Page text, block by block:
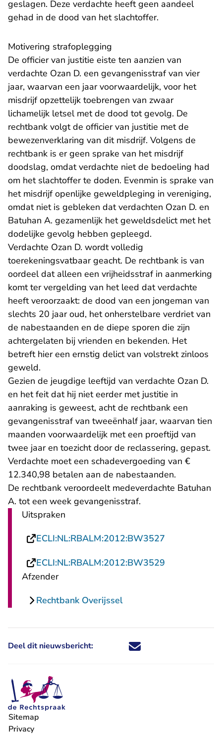
geslagen. Deze verdachte heeft geen aandeel
gehad in de dood van het slachtoffer.
Motivering strafoplegging
De officier van justitie eiste ten aanzien van
verdachte Ozan D. een gevangenisstraf van vier
jaar, waarvan een jaar voorwaardelijk, voor het
misdrijf opzettelijk toebrengen van zwaar
lichamelijk letsel met de dood tot gevolg. De
rechtbank volgt de officier van justitie met de
bewezenverklaring van dit misdrijf. Volgens de
rechtbank is er geen sprake van het misdrijf
doodslag, omdat verdachte niet de bedoeling had
om het slachtoffer te doden. Evenmin is sprake van
het misdrijf openlijke geweldpleging in vereniging,
omdat niet is gebleken dat verdachten Ozan D. en
Batuhan A. gezamenlijk het geweldsdelict met het
dodelijke gevolg hebben gepleegd.
Verdachte Ozan D. wordt volledig
toerekeningsvatbaar geacht. De rechtbank is van
oordeel dat alleen een vrijheidsstraf in aanmerking
komt ter vergelding van het leed dat verdachte
heeft veroorzaakt: de dood van een jongeman van
slechts 20 jaar oud, het onherstelbare verdriet van
de nabestaanden en de diepe sporen die zijn
achtergelaten bij vrienden en bekenden. Het
betreft hier een ernstig delict van volstrekt zinloos
geweld.
Gezien de jeugdige leeftijd van verdachte Ozan D.
en het feit dat hij niet eerder met justitie in
aanraking is geweest, acht de rechtbank een
gevangenisstraf van tweeënhalf jaar, waarvan tien
maanden voorwaardelijk met een proeftijd van
twee jaar en toezicht door de reclassering, gepast.
Verdachte moet een schadevergoeding van €
12.340,98 betalen aan de nabestaanden.
De rechtbank veroordeelt medeverdachte Batuhan
A. tot een week gevangenisstraf.
Uitspraken
ECLI:NL:RBALM:2012:BW3527
ECLI:NL:RBALM:2012:BW3529
Afzender
Rechtbank Overijssel
Deel dit nieuwsbericht: Deel dit nieuwsbericht via X -
Deel dit nieuwsbericht via
Deel dit nieuwsbericht
Deel dit
Sitemap
Privacy